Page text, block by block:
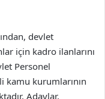
devlet
için kadro ilanlarını
Personel
kamu kurumlarının
Adaylar,